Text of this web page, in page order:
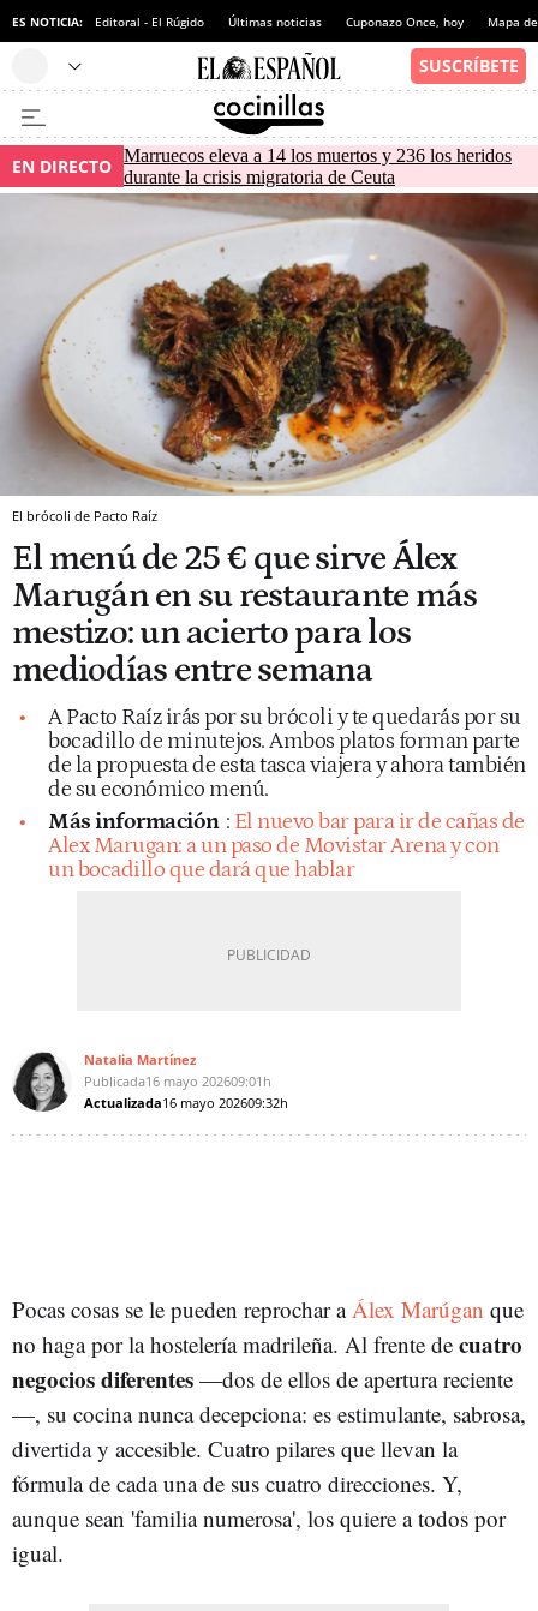
ES NOTICIA: Editoral - El Rúgido Últimas noticias Cuponazo Once, hoy Mapa
EN DIRECTO Marruecos eleva a 14 los muertos y 236 los heridos
durante la crisis migratoria de Ceuta
El brócoli de Pacto Raíz
El menú de 25 € que sirve Álex
Marugán en su restaurante más
mestizo: un acierto para los
mediodías entre semana
A Pacto Raíz irás por su brócoli y te quedarás por su
bocadillo de minutejos. Ambos platos forman parte
de la propuesta de esta tasca viajera y ahora también
de su económico menú.
Más información : El nuevo bar para ir de cañas de
Alex Marugan: a un paso de Movistar Arena y con
un bocadillo que dará que hablar
Natalia Martínez
Publicada16 mayo 202609:01h
Actualizada16 mayo 202609:32h
Pocas cosas se le pueden reprochar a Álex Marúgan que
no haga por la hostelería madrileña. Al frente de cuatro
negocios diferentes —dos de ellos de apertura reciente
—, su cocina nunca decepciona: es estimulante, sabrosa,
divertida y accesible. Cuatro pilares que llevan la
fórmula de cada una de sus cuatro direcciones. Y,
aunque sean 'familia numerosa', los quiere a todos por
igual.